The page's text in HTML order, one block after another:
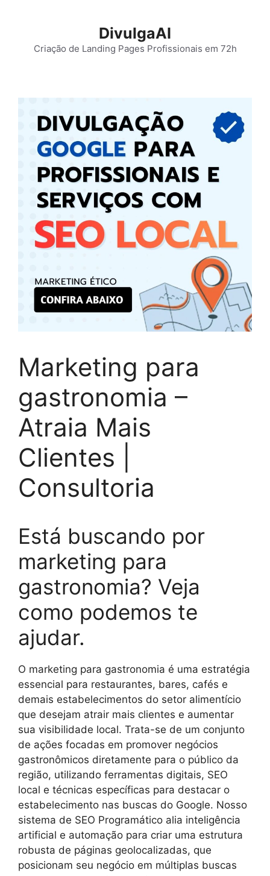
conteúdo
DivulgaAI
Criação de Landing Pages Profissionais em 72h
Marketing para
gastronomia –
Atraia Mais
Clientes |
Consultoria
Está buscando por
marketing para
gastronomia? Veja
como podemos te
ajudar.
O marketing para gastronomia é uma estratégia
essencial para restaurantes, bares, cafés e
demais estabelecimentos do setor alimentício
que desejam atrair mais clientes e aumentar
sua visibilidade local. Trata-se de um conjunto
de ações focadas em promover negócios
gastronômicos diretamente para o público da
região, utilizando ferramentas digitais, SEO
local e técnicas específicas para destacar o
estabelecimento nas buscas do Google. Nosso
sistema de SEO Programático alia inteligência
artificial e automação para criar uma estrutura
robusta de páginas geolocalizadas, que
posicionam seu negócio em múltiplas buscas